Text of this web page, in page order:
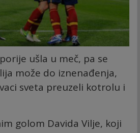
ušla u meč, pa se
može do iznenađenja,
sveta preuzeli kotrolu i
golom Davida Vilje, koji